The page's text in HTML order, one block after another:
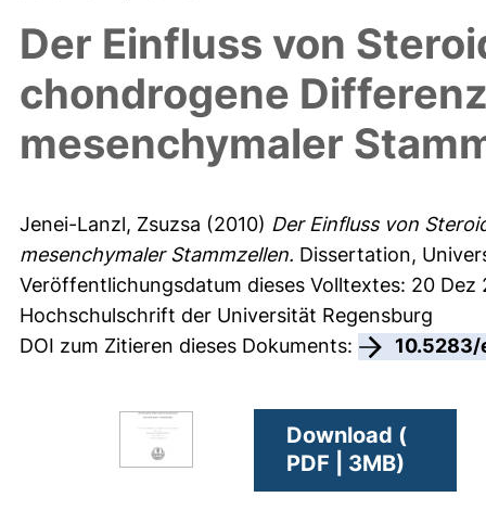
Der Einfluss von
chondrogene
mesenchymaler
Jenei-Lanzl, Zsuzsa (2010) Der Einfluss von
mesenchymaler Stammzellen. Dissertation,
Veröffentlichungsdatum dieses Volltextes: 20 Dez
Hochschulschrift der Universität Regensburg
DOI zum Zitieren dieses Dokuments:
10.5283/
Download (
PDF | 3MB)